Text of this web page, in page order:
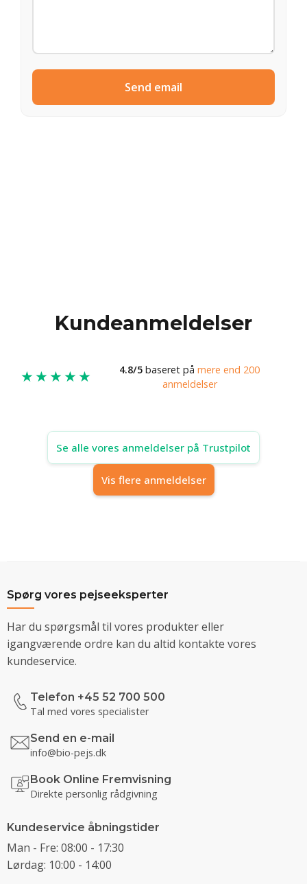
Send email
Kundeanmeldelser
★★★★★ 4.8/5 baseret på mere end 200
anmeldelser
Se alle vores anmeldelser på Trustpilot
Vis flere anmeldelser
Spørg vores pejseeksperter
Har du spørgsmål til vores produkter eller
igangværende ordre kan du altid kontakte vores
kundeservice.
Telefon +45 52 700 500
Tal med vores specialister
Send en e-mail
info@bio-pejs.dk
Book Online Fremvisning
Direkte personlig rådgivning
Kundeservice åbningstider
Man - Fre: 08:00 - 17:30
Lørdag: 10:00 - 14:00